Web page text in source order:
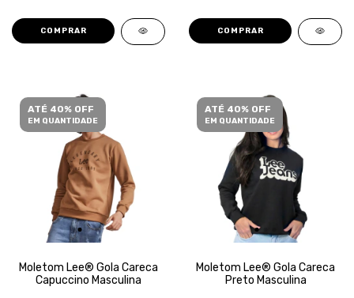
COMPRAR COMPRAR
ATÉ 40% OFF
EM QUANTIDADE
Moletom Lee® Gola Careca
Capuccino Masculina
ATÉ 40% OFF
EM QUANTIDADE
Moletom Lee® Gola Careca
Preto Masculina